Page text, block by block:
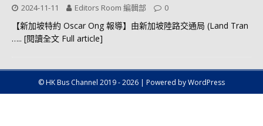
2024-11-11 Editors Room 編輯部 0
【新加坡特約 Oscar Ong 報導】由新加坡陸路交通局 (Land Tran
….. [閱讀全文 Full article]
© HK Bus Channel 2019 - 2026 | Powered by WordPress